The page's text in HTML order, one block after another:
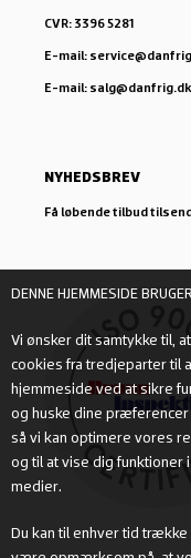
CVR: 3396 5281
E-mail:
E-mail: salg@danfrig.dk
NYHEDSBREV
Få løbende tilbud
DENNE HJEMMESIDE
Vi ønsker dit samtykke til,
cookies fra tredjeparter til
hjemmeside ved at sikre
og huske dine
så vi kan optimere vores
og til at vise dig funktioner
medier.
Du kan til enhver tid